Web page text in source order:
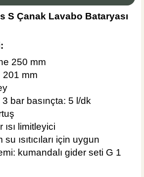
S Çanak Lavabo Bataryası
250 mm
201 mm
3 bar basınçta: 5 l/dk
limitleyici
ısıtıcıları için uygun
kumandalı gider seti G 1